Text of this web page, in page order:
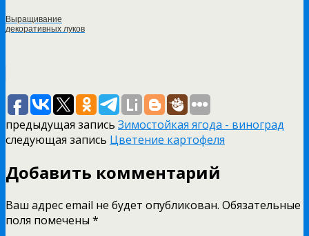
Выращивание
декоративных луков
предыдущая запись Зимостойкая ягода - виноград
следующая запись Цветение картофеля
Добавить комментарий
Ваш адрес email не будет опубликован. Обязательные
поля помечены *